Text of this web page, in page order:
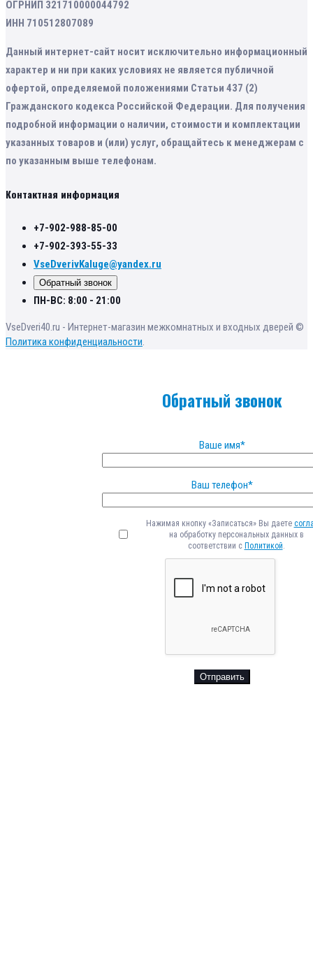
ОГРНИП 321710000044792
ИНН 710512807089
Данный интернет-сайт носит исключительно информационный
характер и ни при каких условиях не является публичной
офертой, определяемой положениями Статьи 437 (2)
Гражданского кодекса Российской Федерации. Для получения
подробной информации о наличии, стоимости и комплектации
указанных товаров и (или) услуг, обращайтесь к менеджерам с
по указанным выше телефонам.
Контактная информация
+7-902-988-85-00
+7-902-393-55-33
VseDverivKaluge@yandex.ru
Обратный звонок
ПН-ВС: 8:00 - 21:00
VseDveri40.ru - Интернет-магазин межкомнатных и входных дверей ©
Политика конфиденциальности.
Обратный звонок
Ваше имя*
Ваш телефон*
Нажимая кнопку «Записаться» Вы даете
на обработку персональных данных в
соответствии с Политикой.